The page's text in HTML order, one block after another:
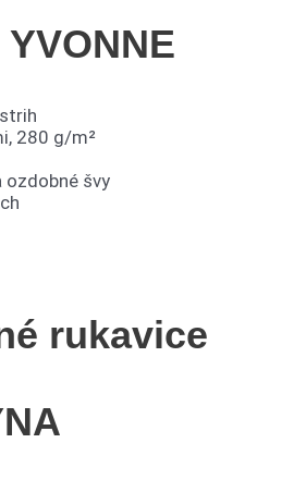
280 g/m²
ozdobné švy
rukavice